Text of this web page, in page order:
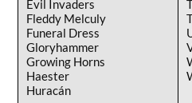
Evil Invaders
Fleddy Melculy
Funeral Dress
Gloryhammer
Growing Horns
Haester
Huracán